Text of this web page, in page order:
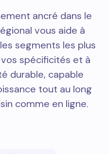
ancré dans le
vous aide à
segments les plus
spécificités et à
durable, capable
tout au long
comme en ligne.